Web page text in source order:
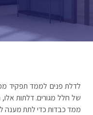
לדלת פנים לממד תפקיד
של חלל מגורים. דלתות
ממד כבדות כדי לתת מענה